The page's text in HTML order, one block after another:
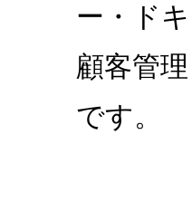
ー・ド
顧客管
です。